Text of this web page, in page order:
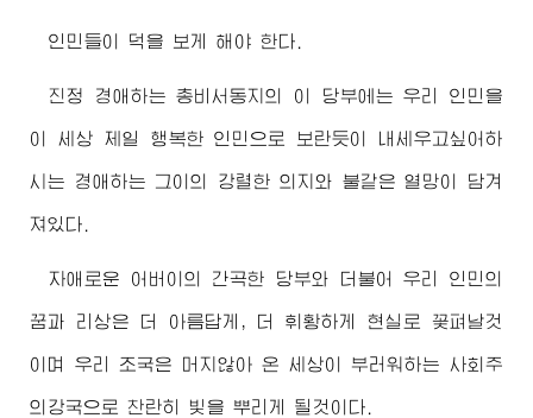
인민들이 덕을 보게 해야 한다.
진정 경애하는 총비서동지의 이 당부에는 우리 인민을
이 세상 제일 행복한 인민으로 보란듯이 내세우고싶어하
시는 경애하는 그이의 강렬한 의지와 불같은 열망이 담겨
져있다.
자애로운 어버이 의 간곡한 당부와 더불어 우리 인민의
꿈과 리상은 더 아름답게, 더 휘황하게 현실로 꽃펴날것
이며 우리 조국은 머지않아 온 세상이 부러워하는 사회주
의강국으로 찬란히 빛을 뿌리게 될것이다.